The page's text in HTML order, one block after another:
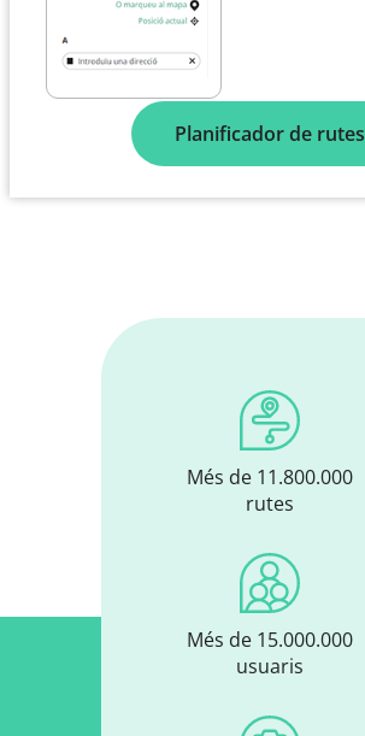
Planificador de rutes
Més de 11.800.000
rutes
Més de 15.000.000
usuaris